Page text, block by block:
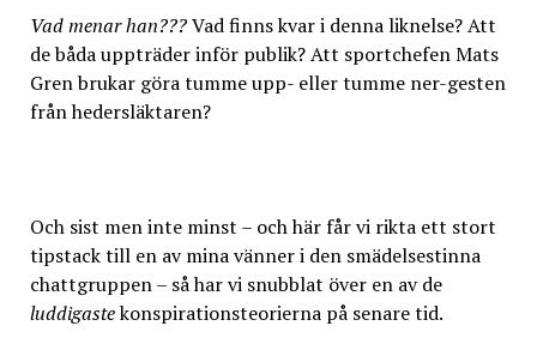
Vad menar han???Vad finns kvar i denna liknelse? Att
de båda uppträder inför publik? Att sportchefen Mats
Gren brukar göra tumme upp- eller tumme ner-gesten
från hedersläktaren?
Och sist men inte minst – och här får vi rikta ett stort
tipstack till en av mina vänner i den smädelsestinna
chattgruppen – så har vi snubblat över en av de
luddigastekonspirationsteorierna på senare tid.